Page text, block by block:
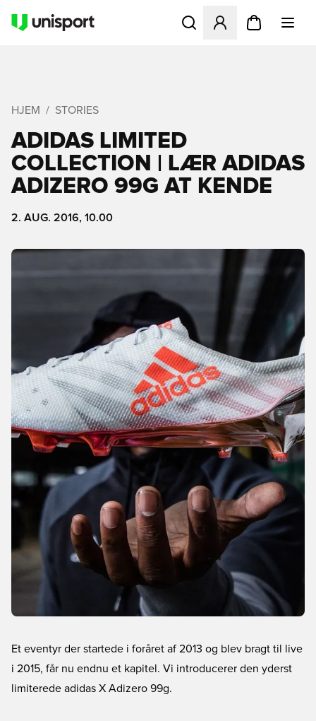
Åbner en Modal til at
HJEM STORIES
ADIDAS LIMITED
COLLECTION | LÆR ADIDAS
ADIZERO 99G AT KENDE
2. AUG. 2016, 10.00
Et eventyr der startede i foråret af 2013 og blev bragt til live
i 2015, får nu endnu et kapitel. Vi introducerer den yderst
limiterede adidas X Adizero 99g.